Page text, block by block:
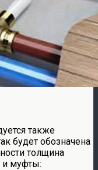
также
будет обозначена
толщина
и муфты: